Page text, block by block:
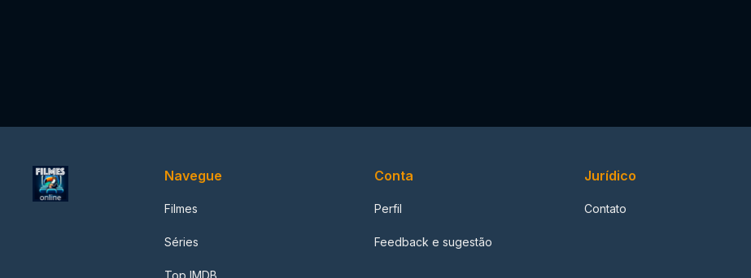
Navegue
Filmes
Séries
Top IMDB
Conta
Perfil
Feedback e sugestão
Jurídico
Contato